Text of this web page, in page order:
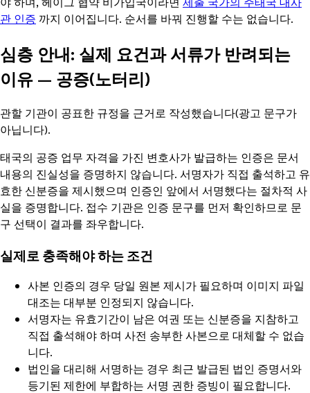
관 인증 까지 이어집니다. 순서를 바꿔 진행할 수는 없습니다.
심층 안내: 실제 요건과 서류가 반려되는
이유 — 공증(노터리)
관할 기관이 공표한 규정을 근거로 작성했습니다(광고 문구가
아닙니다).
태국의 공증 업무 자격을 가진 변호사가 발급하는 인증은 문서
내용의 진실성을 증명하지 않습니다. 서명자가 직접 출석하고 유
효한 신분증을 제시했으며 인증인 앞에서 서명했다는 절차적 사
실을 증명합니다. 접수 기관은 인증 문구를 먼저 확인하므로 문
구 선택이 결과를 좌우합니다.
실제로 충족해야 하는 조건
사본 인증의 경우 당일 원본 제시가 필요하며 이미지 파일
대조는 대부분 인정되지 않습니다.
서명자는 유효기간이 남은 여권 또는 신분증을 지참하고
직접 출석해야 하며 사전 송부한 사본으로 대체할 수 없습
니다.
법인을 대리해 서명하는 경우 최근 발급된 법인 증명서와
등기된 제한에 부합하는 서명 권한 증빙이 필요합니다.